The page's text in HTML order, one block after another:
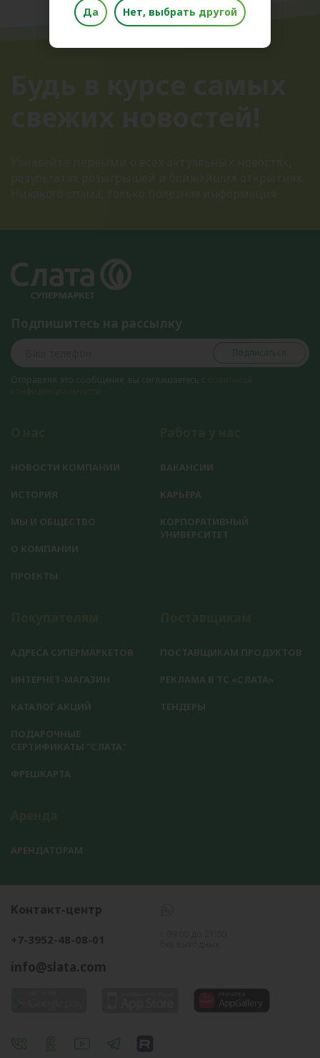
Подпишитесь на рассылку
Подписаться
Отправляя это сообщение, вы соглашаетесь с
НОВОСТИ КОМПАНИИ
ИСТОРИЯ
МЫ И ОБЩЕСТВО
О КОМПАНИИ
ПРОЕКТЫ
ВАКАНСИИ
КАРЬЕРА
КОРПОРАТИВНЫЙ
УНИВЕРСИТЕТ
АДРЕСА СУПЕРМАРКЕТОВ
ИНТЕРНЕТ-МАГАЗИН
КАТАЛОГ АКЦИЙ
ПОДАРОЧНЫЕ
СЕРТИФИКАТЫ "СЛАТА"
ФРЕШКАРТА
ПОСТАВЩИКАМ ПРОДУКТОВ
РЕКЛАМА В ТС «СЛАТА»
ТЕНДЕРЫ
АРЕНДАТОРАМ
Контакт-центр
+7-3952-48-08-01
info@slata.com
Да Нет, выбрать другой